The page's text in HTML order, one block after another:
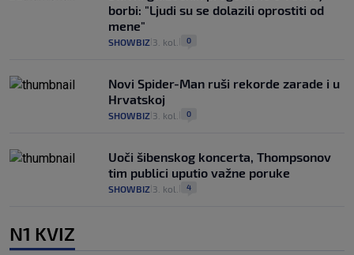
borbi: "Ljudi su se dolazili oprostiti od
mene"
SHOWBIZ 3. kol. 0
Novi Spider-Man ruši rekorde zarade i u
Hrvatskoj
SHOWBIZ 3. kol. 0
Uoči šibenskog koncerta, Thompsonov
tim publici uputio važne poruke
SHOWBIZ 3. kol. 4
N1 KVIZ